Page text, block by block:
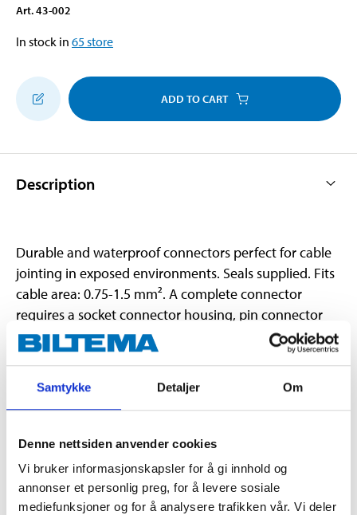
Samtykke Detaljer Om
Denne nettsiden anvender cookies
Vi bruker informasjonskapsler for å gi innhold og
annonser et personlig preg, for å levere sosiale
mediefunksjoner og for å analysere trafikken vår. Vi deler
Art.43-002
In stock in 65store
ADD TO CART
Description
Durable and waterproof connectors perfect for cable
jointing in exposed environments. Seals supplied. Fits
cable area: 0.75-1.5 mm². A complete connector
requires a socket connector housing, pin connector
housing and a crimp connector.
Technical specifications
Quantity
10 pcs
Cable area
0,75–1,5 mm²